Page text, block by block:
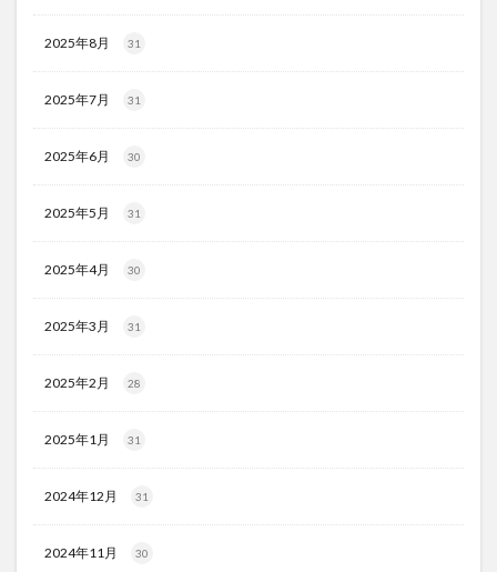
2025年8月 31
2025年7月 31
2025年6月 30
2025年5月 31
2025年4月 30
2025年3月 31
2025年2月 28
2025年1月 31
2024年12月 31
2024年11月 30